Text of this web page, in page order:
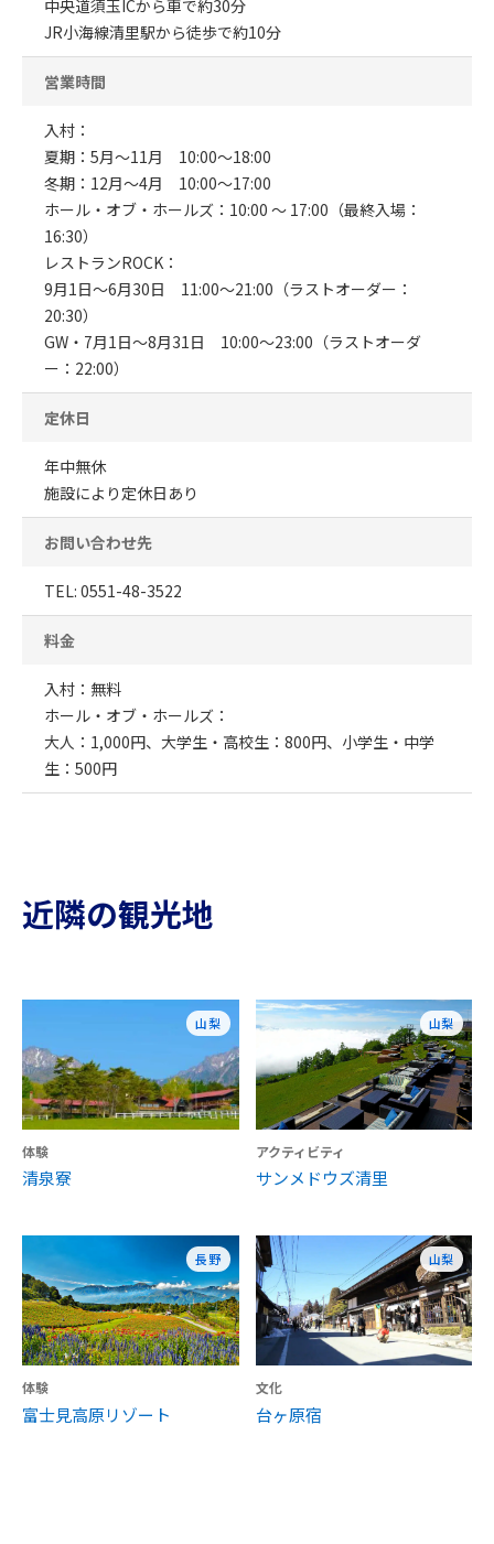
中央道須玉ICから車で約30分
JR小海線清里駅から徒歩で約10分
営業時間
入村：
夏期：5月～11月 10:00〜18:00
冬期：12月～4月 10:00〜17:00
ホール・オブ・ホールズ：10:00 〜 17:00（最終入場：
16:30）
レストランROCK：
9月1日〜6月30日 11:00〜21:00（ラストオーダー：
20:30）
GW・7月1日〜8月31日 10:00〜23:00（ラストオーダ
ー：22:00）
定休日
年中無休
施設により定休日あり
お問い合わせ先
TEL: 0551-48-3522
料金
入村：無料
ホール・オブ・ホールズ：
大人：1,000円、大学生・高校生：800円、小学生・中学
生：500円
近隣の観光地
山梨
体験
清泉寮
山梨
アクティビティ
サンメドウズ清里
長野
体験
富士見高原リゾート
山梨
文化
台ヶ原宿